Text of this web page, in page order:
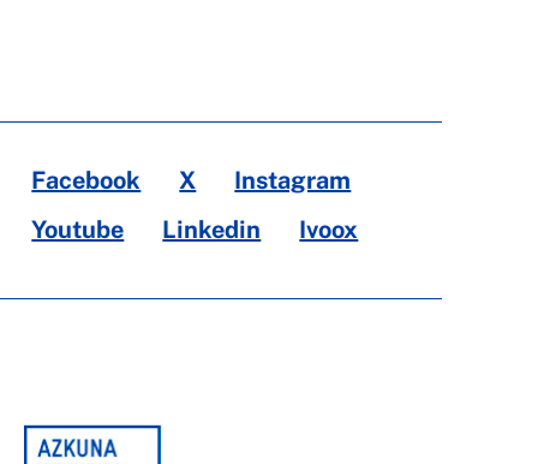
Facebook X
Instagram
Youtube
Linkedin Ivoox